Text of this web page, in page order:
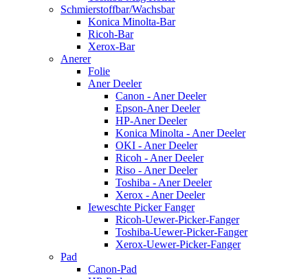
Schmierstoffbar/Wachsbar
Konica Minolta-Bar
Ricoh-Bar
Xerox-Bar
Anerer
Folie
Aner Deeler
Canon - Aner Deeler
Epson-Aner Deeler
HP-Aner Deeler
Konica Minolta - Aner Deeler
OKI - Aner Deeler
Ricoh - Aner Deeler
Riso - Aner Deeler
Toshiba - Aner Deeler
Xerox - Aner Deeler
Ieweschte Picker Fanger
Ricoh-Uewer-Picker-Fanger
Toshiba-Uewer-Picker-Fanger
Xerox-Uewer-Picker-Fanger
Pad
Canon-Pad